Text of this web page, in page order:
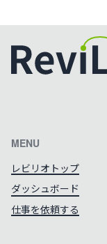
MENU
レビリオトップ
ダッシュボード
仕事を依頼する